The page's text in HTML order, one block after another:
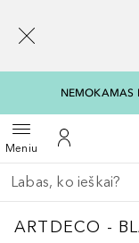
NEMOKAMAS
MeniuAtidaryti meniu
Į mano
Grįžk atgal
Vykdykite paiešką
ARTDECO -
ARTDECO -